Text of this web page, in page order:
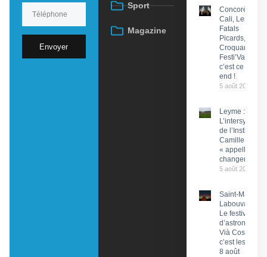
Envoyer
Sport
Magazine
Concorès :
Cali, Les
Fatals
Picards, Les
Croquants…
Festi’ValCéou,
c’est ce week-
end !
5 août 2026
Leyme :
de l’Institut
Camille Miret
« appelle à du
changement »
5 août 2026
Saint-Martin-
Labouval :
Le festival
d’astronomie
Vià Cosmos,
c’est les 7 et
8 août